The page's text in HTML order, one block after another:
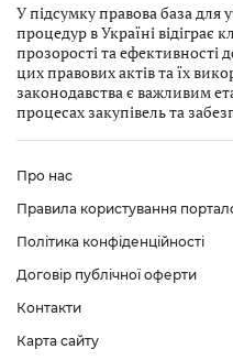
У підсумку правова база для
процедур в Україні відіграє
прозорості та ефективності
цих правових актів та їх
законодавства є важливим
процесах закупівель та
Про нас
Правила користування
Політика конфіденційності
Договір публічної оферти
Контакти
Карта сайту